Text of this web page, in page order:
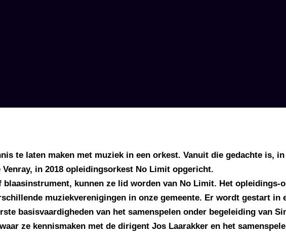
te laten maken met muziek in een orkest. Vanuit die gedachte is, in
in 2018 opleidingsorkest No Limit opgericht.
kunnen ze lid worden van No Limit. Het opleidings-
muziekverenigingen in onze gemeente. Er wordt gestart in
basisvaardigheden van het samenspelen onder begeleiding van
ze kennismaken met de dirigent Jos Laarakker en het